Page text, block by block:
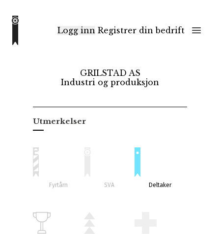
Logg inn Registrer din bedrift
GRILSTAD AS
Industri og produksjon
Utmerkelser
Fyrtårn SVA Deltaker